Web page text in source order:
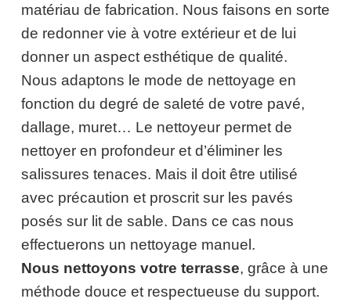
matériau de fabrication. Nous faisons en sorte
de redonner vie à votre extérieur et de lui
donner un aspect esthétique de qualité.
Nous adaptons le mode de nettoyage en
fonction du degré de saleté de votre pavé,
dallage, muret… Le nettoyeur permet de
nettoyer en profondeur et d’éliminer les
salissures tenaces. Mais il doit être utilisé
avec précaution et proscrit sur les pavés
posés sur lit de sable. Dans ce cas nous
effectuerons un nettoyage manuel.
Nous nettoyons votre terrasse, grâce à une
méthode douce et respectueuse du support.